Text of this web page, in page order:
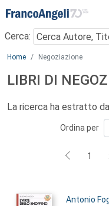
Menu
Cerca:
Main content
Home Negoziazione
LIBRI DI
La ricerca ha estratto
Ordina per
1
Autori:
Antonio